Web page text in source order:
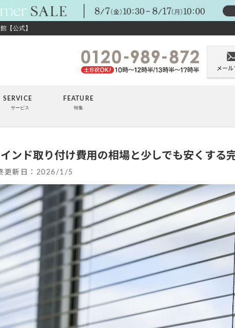
【公式】
メール
SERVICE
サービス
FEATURE
特集
ンド取り付け費用の相場と少しでも安くする
更新日： 2026/1/5